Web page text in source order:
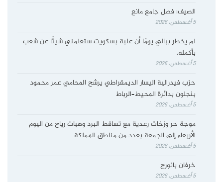
الصيف: فصل جامع مانع
5 أغسطس، 2026
لم يخطر ببالي يومًا أن علبة بسكويت ستعلمني شيئًا عن شعب
بأكمله.
5 أغسطس، 2026
حزب فيدرالية اليسار الديمقراطي يرشح المحامي عمر محمود
بنجلون بدائرة المحيط–الرباط
5 أغسطس، 2026
موجة حر وزخات رعدية مع تساقط البرد وهبات رياح من اليوم
الأربعاء إلى الجمعة بعدد من مناطق المملكة
5 أغسطس، 2026
خرفان بانورج
5 أغسطس، 2026